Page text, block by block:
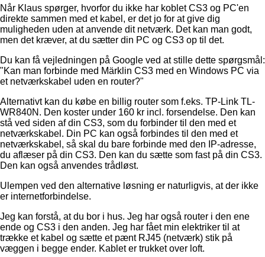
Når Klaus spørger, hvorfor du ikke har koblet CS3 og PC'en
direkte sammen med et kabel, er det jo for at give dig
muligheden uden at anvende dit netværk. Det kan man godt,
men det kræver, at du sætter din PC og CS3 op til det.
Du kan få vejledningen på Google ved at stille dette spørgsmål:
"Kan man forbinde med Märklin CS3 med en Windows PC via
et netværkskabel uden en router?"
Alternativt kan du købe en billig router som f.eks. TP-Link TL-
WR840N. Den koster under 160 kr incl. forsendelse. Den kan
stå ved siden af din CS3, som du forbinder til den med et
netværkskabel. Din PC kan også forbindes til den med et
netværkskabel, så skal du bare forbinde med den IP-adresse,
du aflæser på din CS3. Den kan du sætte som fast på din CS3.
Den kan også anvendes trådløst.
Ulempen ved den alternative løsning er naturligvis, at der ikke
er internetforbindelse.
Jeg kan forstå, at du bor i hus. Jeg har også router i den ene
ende og CS3 i den anden. Jeg har fået min elektriker til at
trække et kabel og sætte et pænt RJ45 (netværk) stik på
væggen i begge ender. Kablet er trukket over loft.